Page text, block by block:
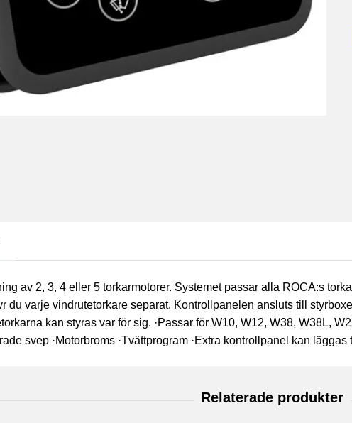
av 2, 3, 4 eller 5 torkarmotorer. Systemet passar alla ROCA:s
du varje vindrutetorkare separat. Kontrollpanelen ansluts till
kan styras var för sig. ·Passar för W10, W12, W38, W38L,
svep ·Motorbroms ·Tvättprogram ·Extra kontrollpanel kan